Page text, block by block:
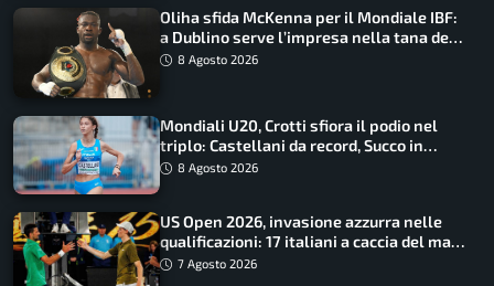
Oliha sfida McKenna per il Mondiale IBF:
a Dublino serve l’impresa nella tana del
lupo8 Agosto 2026
Mondiali U20, Crotti sfiora il podio nel
triplo: Castellani da record, Succo in
finale
8 Agosto 2026
US Open 2026, invasione azzurra nelle
qualificazioni: 17 italiani a caccia del main
draw7 Agosto 2026